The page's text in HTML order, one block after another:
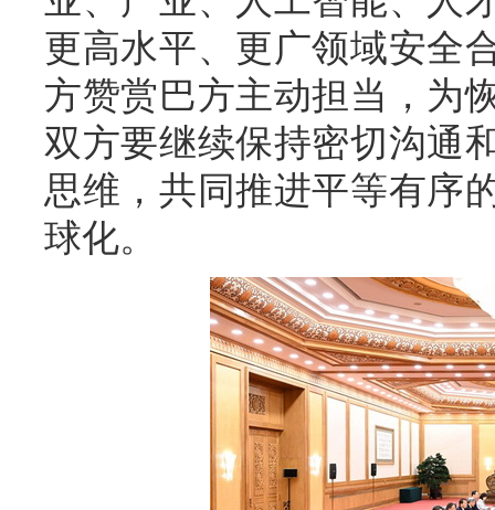
更高水平、更广领域安全
方赞赏巴方主动担当，为
双方要继续保持密切沟通
思维，共同推进平等有序
球化。